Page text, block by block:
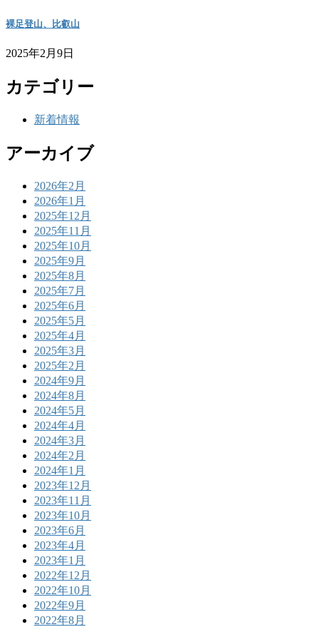
裸足登山、比叡山
2025年2月9日
カテゴリー
新着情報
アーカイブ
2026年2月
2026年1月
2025年12月
2025年11月
2025年10月
2025年9月
2025年8月
2025年7月
2025年6月
2025年5月
2025年4月
2025年3月
2025年2月
2024年9月
2024年8月
2024年5月
2024年4月
2024年3月
2024年2月
2024年1月
2023年12月
2023年11月
2023年10月
2023年6月
2023年4月
2023年1月
2022年12月
2022年10月
2022年9月
2022年8月